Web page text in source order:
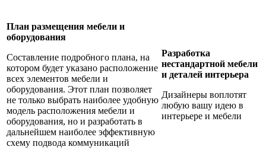
План размещения мебели и
оборудования
Составление подробного плана, на
котором будет указано расположение
всех элементов мебели и
оборудования. Этот план позволяет
не только выбрать наиболее удобную
модель расположения мебели и
оборудования, но и разработать в
дальнейшем наиболее эффективную
схему подвода коммуникаций
Разработка
нестандартной мебели
и деталей интерьера
Дизайнеры воплотят
любую вашу идею в
интерьере и мебели